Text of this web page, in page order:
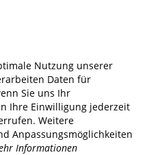
Nutzung unserer
Daten für
Sie uns Ihr
Ihre Einwilligung jederzeit
Weitere
Anpassungsmöglichkeiten
Informationen